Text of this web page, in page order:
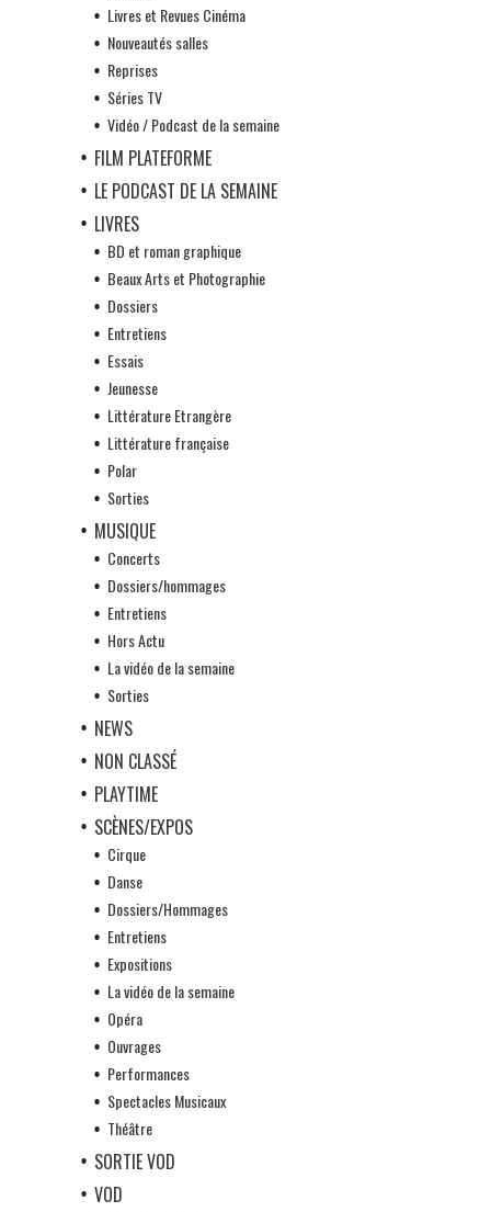
Livres et Revues Cinéma
Nouveautés salles
Reprises
Séries TV
Vidéo / Podcast de la semaine
FILM PLATEFORME
LE PODCAST DE LA SEMAINE
LIVRES
BD et roman graphique
Beaux Arts et Photographie
Dossiers
Entretiens
Essais
Jeunesse
Littérature Etrangère
Littérature française
Polar
Sorties
MUSIQUE
Concerts
Dossiers/hommages
Entretiens
Hors Actu
La vidéo de la semaine
Sorties
NEWS
NON CLASSÉ
PLAYTIME
SCÈNES/EXPOS
Cirque
Danse
Dossiers/Hommages
Entretiens
Expositions
La vidéo de la semaine
Opéra
Ouvrages
Performances
Spectacles Musicaux
Théâtre
SORTIE VOD
VOD